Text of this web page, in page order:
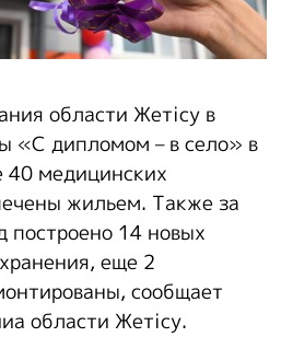
области Жетісу в
«С дипломом – в село» в
40 медицинских
жильем. Также за
построено 14 новых
еще 2
сообщает
области Жетісу.